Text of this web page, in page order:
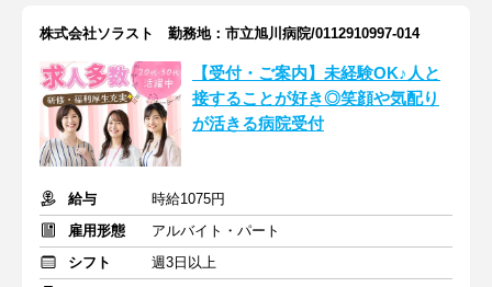
株式会社ソラスト 勤務地：市立旭川病院/0112910997-014
【受付・ご案内】未経験OK♪人と
接することが好き◎笑顔や気配り
が活きる病院受付
給与
時給1075円
雇用形態
アルバイト・パート
シフト
週3日以上